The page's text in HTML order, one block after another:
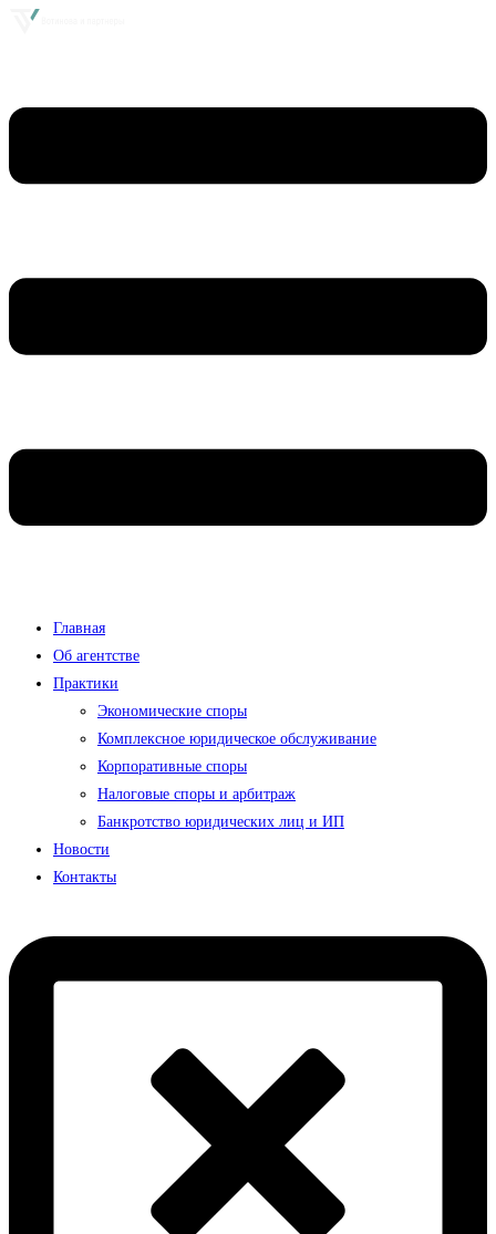
Главная
Об агентстве
Практики
Экономические споры
Комплексное юридическое обслуживание
Корпоративные споры
Налоговые споры и арбитраж
Банкротство юридических лиц и ИП
Новости
Контакты